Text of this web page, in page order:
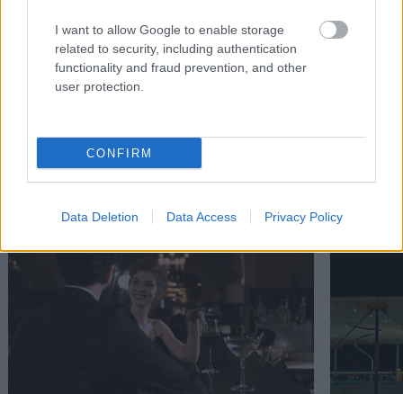
I want to allow Google to enable storage
related to security, including authentication
functionality and fraud prevention, and other
user protection.
CONFIRM
Data Deletion Data Access Privacy Policy
(Πανεπιστημίου 61, Αθήνα), όπου παραδίδει σεμινάρια και
προσφέρει ιδιωτικές συνεδρίες.
Διαβάστε επίσης